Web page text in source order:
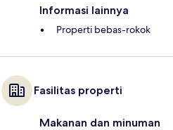
Informasi lainnya
Properti bebas-rokok
Fasilitas properti
Makanan dan minuman